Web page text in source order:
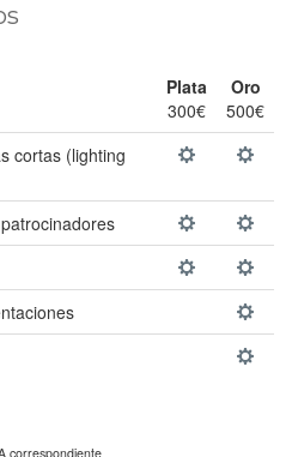
Plata
300€
Oro
500€
cortas (lighting
correspondiente